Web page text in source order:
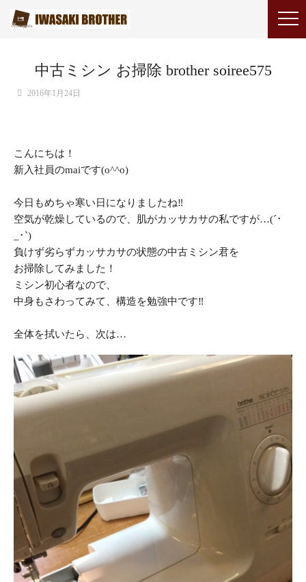
中古ミシン お掃除 brother soiree575
2016年1月24日
こんにちは！
新入社員のmaiです(o^^o)
今日もめちゃ寒い日になりましたね‼︎
空気が乾燥しているので、肌がカッサカサの私ですが…(´･
_･`)
負けず劣らずカッサカサの状態の中古ミシン君を
お掃除してみました！
ミシン初心者なので、
中身もさわってみて、構造を勉強中です‼︎
全体を拭いたら、次は…